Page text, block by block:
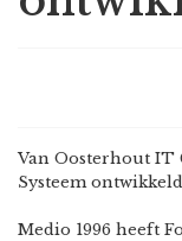
Van Oosterhout IT
Systeem
Medio 1996 heeft